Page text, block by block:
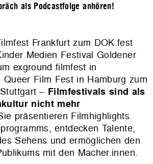
als Podcastfolge anhören!
Frankfurt zum DOK.fest
Medien Festival Goldener
exground filmfest in
Queer Film Fest in Hamburg zum
– Filmfestivals sind als
nicht mehr
präsentieren Filmhighlights
entdecken Talente,
Sehens und ermöglichen den
mit den Macher.innen.